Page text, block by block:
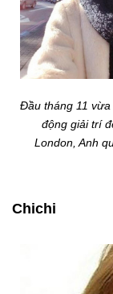
Đầu tháng 11
động giải trí
London, Anh
Chichi